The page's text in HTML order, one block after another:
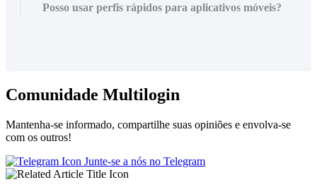
Posso usar perfis rápidos para aplicativos móveis?
Comunidade Multilogin
Mantenha-se informado, compartilhe suas opiniões e envolva-se
com os outros!
Junte-se a nós no Telegram